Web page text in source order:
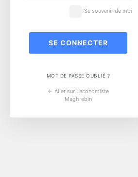
Se souvenir de moi
MOT DE PASSE OUBLIÉ ?
← Aller sur Leconomiste
Maghrebin